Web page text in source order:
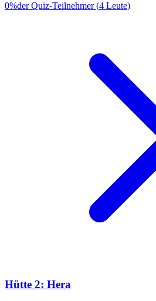
0%der Quiz-Teilnehmer(4 Leute)
Hütte 2: Hera